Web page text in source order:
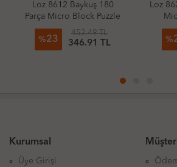
Loz 8620 İtfaiye 180 Parça
Micro Block Puzzle
% 23
452.49 TL
346.91 TL
Kurumsal
Üye Girişi